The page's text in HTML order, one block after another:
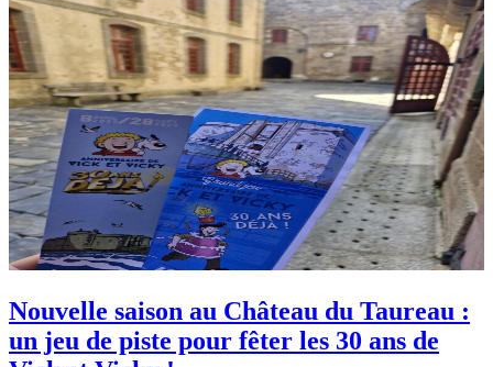
Nouvelle saison au Château du Taureau :
un jeu de piste pour fêter les 30 ans de